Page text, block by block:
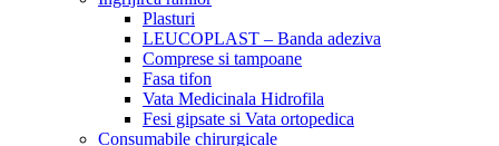
Plasturi
LEUCOPLAST – Banda adeziva
Comprese si tampoane
Fasa tifon
Vata Medicinala Hidrofila
Fesi gipsate si Vata ortopedica
Consumabile chirurgicale